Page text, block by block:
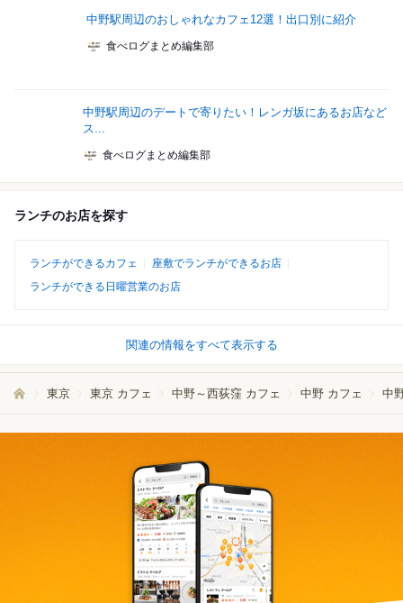
中野駅周辺のおしゃれなカフェ12選！出口別に紹介
食べログまとめ編集部
中野駅周辺のデートで寄りたい！レンガ坂にあるお店など
ス...
食べログまとめ編集部
ランチのお店を探す
ランチができるカフェ
座敷でランチができるお店
ランチができる日曜営業のお店
関連の情報をすべて表示する
東京 東京 カフェ 中野～西荻窪 カフェ 中野 カフェ 中